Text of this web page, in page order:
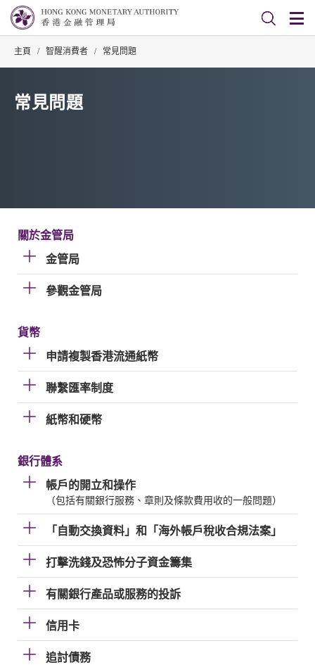
主頁 / 智醒消費者 / 常見問題
常見問題
關於金管局
金管局
參觀金管局
貨幣
申請複製香港流通紙幣
聯繫匯率制度
紙幣和硬幣
銀行體系
帳戶的開立和操作
（包括有關銀行服務、章則及條款費用收的一般問題）
「自動交換資料」和「海外帳戶稅收合規法案」
打擊洗錢及恐怖分子資金籌集
有關銀行產品或服務的投訴
信用卡
追討債務